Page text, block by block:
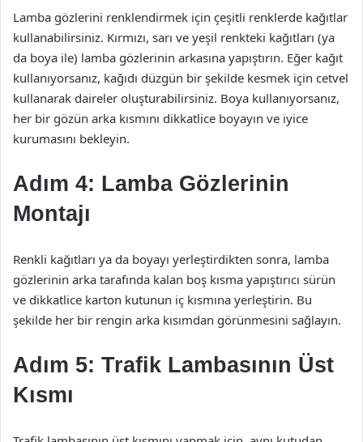
Lamba gözlerini renklendirmek için çeşitli renklerde kağıtlar
kullanabilirsiniz. Kırmızı, sarı ve yeşil renkteki kağıtları (ya
da boya ile) lamba gözlerinin arkasına yapıştırın. Eğer kağıt
kullanıyorsanız, kağıdı düzgün bir şekilde kesmek için cetvel
kullanarak daireler oluşturabilirsiniz. Boya kullanıyorsanız,
her bir gözün arka kısmını dikkatlice boyayın ve iyice
kurumasını bekleyin.
Adım 4: Lamba Gözlerinin
Montajı
Renkli kağıtları ya da boyayı yerleştirdikten sonra, lamba
gözlerinin arka tarafında kalan boş kısma yapıştırıcı sürün
ve dikkatlice karton kutunun iç kısmına yerleştirin. Bu
şekilde her bir rengin arka kısımdan görünmesini sağlayın.
Adım 5: Trafik Lambasının Üst
Kısmı